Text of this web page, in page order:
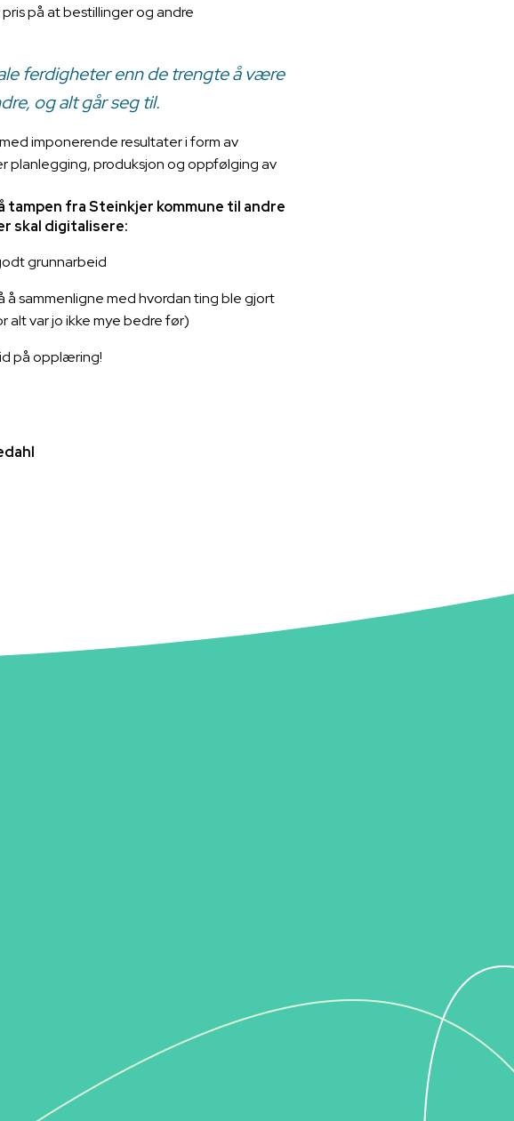
på at bestillinger og andre
ferdigheter enn de trengte å være
og alt går seg til.
imponerende resultater i form av
planlegging, produksjon og oppfølging av
tampen fra Steinkjer kommune til andre
skal digitalisere:
grunnarbeid
å sammenligne med hvordan ting ble gjort
alt var jo ikke mye bedre før)
på opplæring!